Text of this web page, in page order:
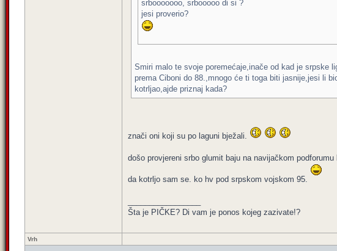
srbooooooo, srbooooo di si ?
jesi proverio?
Smiri malo te svoje poremećaje,inače od kad je srpske
prema Ciboni do 88.,mnogo će ti toga biti jasnije,jesi li
kotrljao,ajde priznaj kada?
znači oni koji su po laguni bježali.
došo provjereni srbo glumit baju na navijačkom podforumu
da kotrljo sam se. ko hv pod srpskom vojskom 95.
Šta je PIČKE? Di vam je ponos kojeg zazivate!?
Vrh